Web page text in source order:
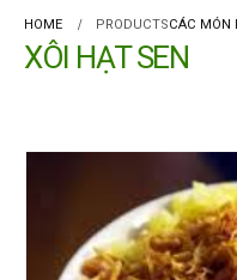
HOME PRODUCTSCÁC MÓN
XÔI HẠT SEN